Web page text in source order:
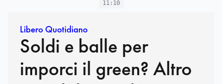
11:10
Libero Quotidiano
Soldi e balle per
imporci il green? Altro